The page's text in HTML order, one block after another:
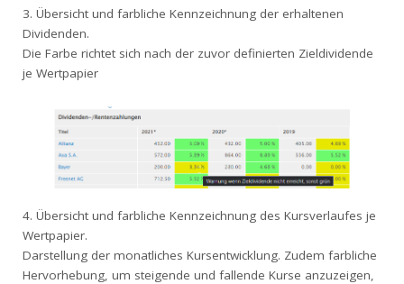
3. Übersicht und farbliche Kennzeichnung der erhaltenen
Dividenden.
Die Farbe richtet sich nach der zuvor definierten Zieldividende
je Wertpapier
4. Übersicht und farbliche Kennzeichnung des Kursverlaufes je
Wertpapier.
Darstellung der monatliches Kursentwicklung. Zudem farbliche
Hervorhebung, um steigende und fallende Kurse anzuzeigen,